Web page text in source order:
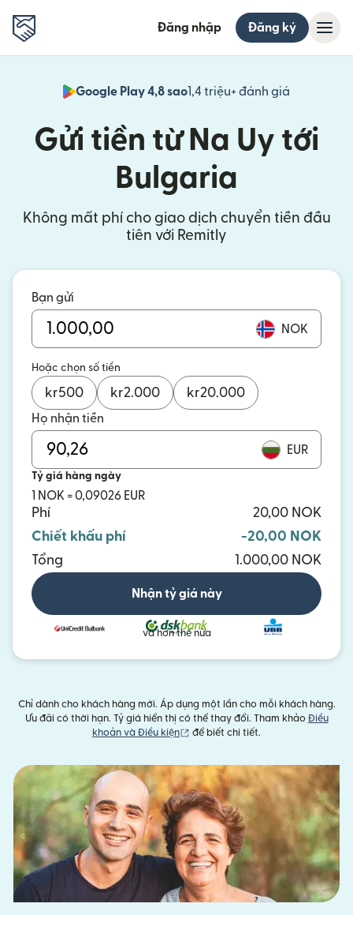
Đăng nhập Đăng ký
Google Play 4,8 sao1,4 triệu+ đánh giá
Gửi tiền từ Na Uy tới
Bulgaria
Không mất phí cho giao dịch chuyển tiền đầu
tiên với Remitly
Bạn gửi
NOK
Hoặc chọn số tiền
kr500 kr2.000 kr20.000
Họ nhận tiền
EUR
Tỷ giá hàng ngày
1 NOK = 0,09026 EUR
Phí
20,00 NOK
Chiết khấu phí
-20,00 NOK
Tổng
1.000,00 NOK
Nhận tỷ giá này
và hơn thế nữa
Chỉ dành cho khách hàng mới. Áp dụng một lần cho mỗi khách hàng.
Ưu đãi có thời hạn. Tỷ giá hiển thị có thể thay đổi. Tham khảo Điều
khoản và Điều kiện
(mở trong cửa sổ mới)
để biết chi tiết.